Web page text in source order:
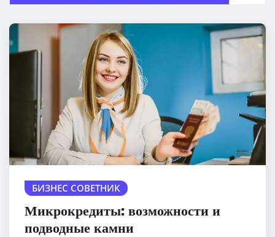
БИЗНЕС СОВЕТНИК
Микрокредиты: возможности и
подводные камни